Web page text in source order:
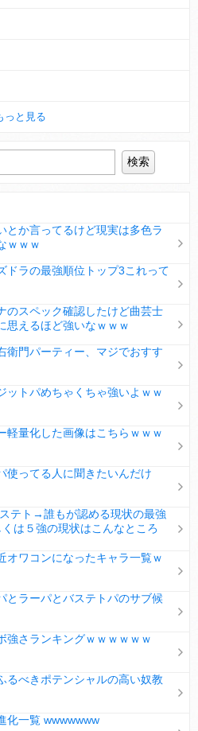
っと見る
とか言ってるけど現実は多色ラ
ｗｗｗ
ドラの最強順位トップ3これって
のスペック確認したけど曲芸士
思えるほど強いなｗｗｗ
衛門パーティー、マジでおすす
ットパめちゃくちゃ強いよｗｗ
軽量化した画像はこちらｗｗｗ
使ってる人に聞きたいんだけ
ステト→誰もが認める現状の最強
は５強の現状はこんなところ
オワコンになったキャラ一覧ｗ
とラーパとバステトパのサブ候
強さランキングｗｗｗｗｗｗ
るべきポテンシャルの高い奴教
化一覧 wwwwwww